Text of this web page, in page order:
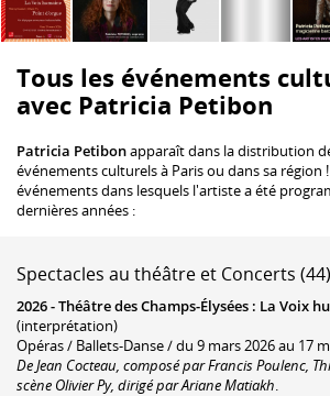
Tous les événements
avec Patricia Petibon
Patricia Petibonapparaît dans la distribution
événements culturels à Paris ou dans sa région
événements dans lesquels l'artiste a été
dernières années :
Spectacles au théâtre et Concerts (44)
2026 -Théâtre des Champs-Élysées : La Voix
(interprétation)
Opéras / Ballets-Danse / du 9 mars 2026 au 17
De Jean Cocteau, composé par Francis Poulenc,
scène Olivier Py, dirigé par Ariane Matiakh.